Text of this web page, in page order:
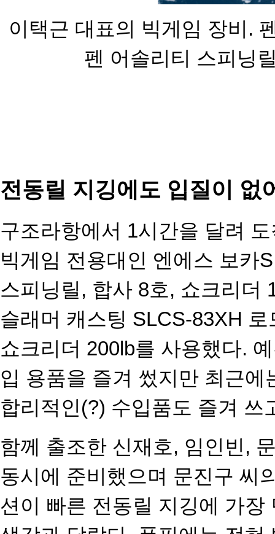
이택근 대표의 빅게임 장비.
펜 어솔리티 스피닝
전동릴 지깅에도 입질이 없
구조라항에서 1시간을 달려
빅게임 전용대인 엔에스 보카
스피닝릴, 합사 8호, 쇼크리더
슬래머 캐스팅 SLCS-83XH 로
쇼크리더 200lb를 사용했다.
입 용품을 즐겨 썼지만 최근에
합리 적인(?) 수입품도 즐겨 쓰
함께 출조한 신재호, 임인빈,
동시에 준비했으며 문진구 씨
션이 빠른 전동릴 지깅에 가